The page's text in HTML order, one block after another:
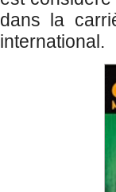
dans la
international.